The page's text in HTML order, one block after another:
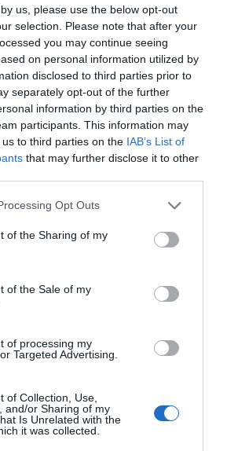
us, please use the below opt-out
selection. Please note that after your
you may continue seeing
on personal information utilized by
disclosed to third parties prior to
separately opt-out of the further
information by third parties on the
participants. This information may
to third parties on the IAB’s List of
that may further disclose it to other
website/app uses one or more Google
or usage behaviour. You may click to
to Google and its third-party tags to
specified purposes in below Google
Opt Outs
of the Sharing of my
of the Sale of my
of processing my
Targeted Advertising.
of Collection, Use,
and/or Sharing of my
Is Unrelated with the
it was collected.
ΑΠΟΧΑΙΡΕΤΙΣΜΟΣ ΣΤΗ
ΜΠΑΡΚΟ» ΤΟΥ
ΒΙΔΑΛΗ
στη Ραφήνα. Φωτογραφίες από την
της ώρας…
«ΕΤΣΙ ΑΝΑΚΑΛΥΨΑ ΤΟ
ΝΑΥΑΓΙΟ ΤΗΣ ΑΝΔΡΟΥ!…»
Μια επίκαιρη ανάλυση για
το λιμάνι της Ραφήνας…
Η Άνδρος συνεχίζει να
μπαρκάρει…